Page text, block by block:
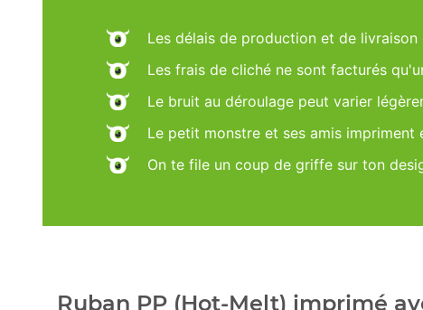
Les délais de production et de
Les frais de cliché ne sont facturés
Le bruit au déroulage peut varier
Le petit monstre et ses amis impriment
On te file un coup de griffe sur ton
Ruban PP (Hot-Melt) imprimé